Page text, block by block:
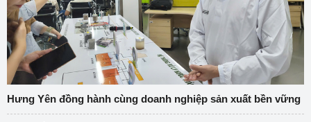
Hưng Yên đồng hành cùng doanh nghiệp sản xuất bền vững